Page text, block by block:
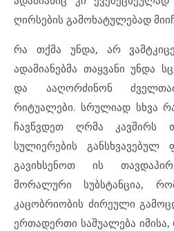
ღირსების გამოხატულებად
რა თქმა უნდა, არ
ადამიანებმა თაყვანი უნდა
და ააღორძინონ
რიტუალები. სრულიად სხვა
ჩავწვდეთ ღრმა კავშირს
სულიერების
გავიხსენოთ ის
მორალური სუბსტანცია,
კაცობრიობის ძირეული
ერთადერთი საშუალება